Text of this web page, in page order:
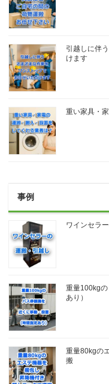
引越しに伴
けます
重い家具・
事例
ワインセラ
重量100kg
あり）
重量80kgの
搬